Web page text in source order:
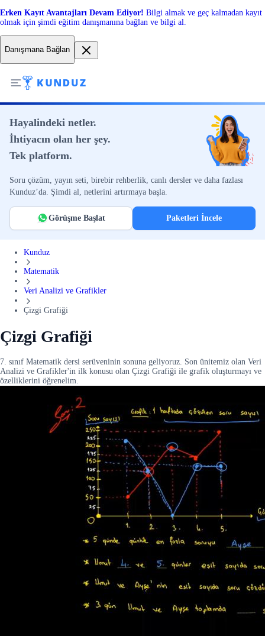
Erken Kayıt Avantajları Devam Ediyor! Bilgi almak ve geç kalmadan kayıt
olmak için şimdi eğitim danışmanına bağlan ve bilgi al.
Danışmana Bağlan
Hayalindeki netler.
İhtiyacın olan her şey.
Tek platform.
Soru çözüm, yayın seti, birebir rehberlik, canlı dersler ve daha fazlası
Kunduz’da. Şimdi al, netlerini artırmaya başla.
Görüşme Başlat Paketleri İncele
Kunduz
Matematik
Veri Analizi ve Grafikler
Çizgi Grafiği
Çizgi Grafiği
7. sınıf Matematik dersi serüveninin sonuna geliyoruz. Son ünitemiz olan Veri
Analizi ve Grafikler'in ilk konusu olan Çizgi Grafiği ile grafik oluşturmayı ve
özelliklerini öğrenelim.